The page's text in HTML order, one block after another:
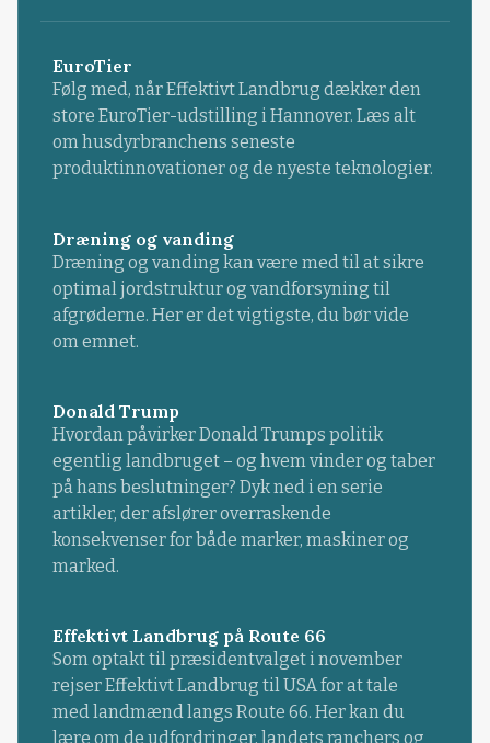
EuroTier
Følg med, når Effektivt Landbrug dækker den
store EuroTier-udstilling i Hannover. Læs alt
om husdyrbranchens seneste
produktinnovationer og de nyeste teknologier.
Dræning og vanding
Dræning og vanding kan være med til at sikre
optimal jordstruktur og vandforsyning til
afgrøderne. Her er det vigtigste, du bør vide
om emnet.
Donald Trump
Hvordan påvirker Donald Trumps politik
egentlig landbruget – og hvem vinder og taber
på hans beslutninger? Dyk ned i en serie
artikler, der afslører overraskende
konsekvenser for både marker, maskiner og
marked.
Effektivt Landbrug på Route 66
Som optakt til præsidentvalget i november
rejser Effektivt Landbrug til USA for at tale
med landmænd langs Route 66. Her kan du
lære om de udfordringer, landets ranchers og